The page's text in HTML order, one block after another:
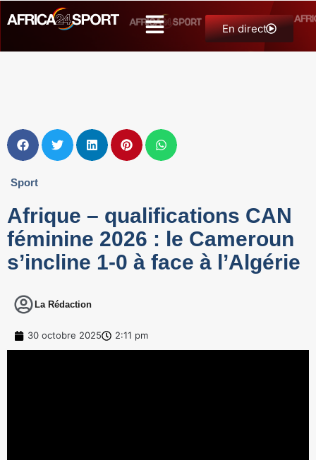
En direct
Sport
Afrique – qualifications CAN
féminine 2026 : le Cameroun
s’incline 1-0 à face à l’Algérie
La Rédaction
30 octobre 2025 2:11 pm